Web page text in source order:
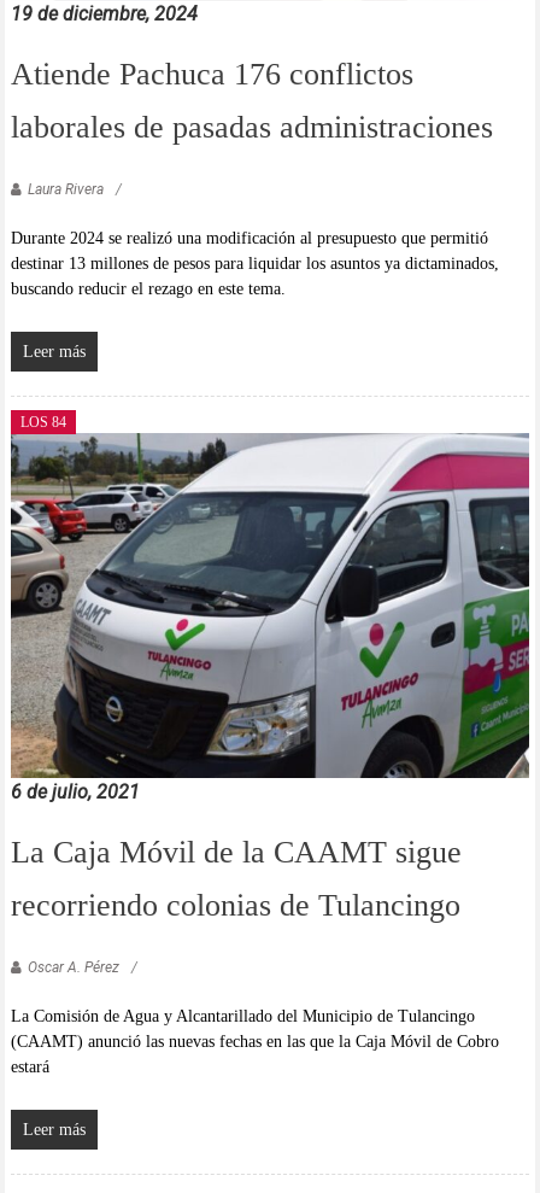
19 de diciembre, 2024
Atiende Pachuca 176 conflictos
laborales de pasadas administraciones
Laura Rivera
Durante 2024 se realizó una modificación al presupuesto que permitió
destinar 13 millones de pesos para liquidar los asuntos ya dictaminados,
buscando reducir el rezago en este tema.
Leer más
LOS 84
6 de julio, 2021
La Caja Móvil de la CAAMT sigue
recorriendo colonias de Tulancingo
Oscar A. Pérez
La Comisión de Agua y Alcantarillado del Municipio de Tulancingo
(CAAMT) anunció las nuevas fechas en las que la Caja Móvil de Cobro
estará
Leer más